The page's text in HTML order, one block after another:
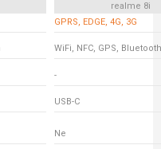
realme 8i
GPRS, EDGE, 4G, 3G
WiFi, NFC, GPS, Bluetooth
-
USB-C
Ne